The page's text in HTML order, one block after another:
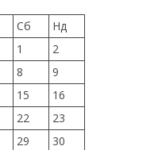
Сб
Нд
1
2
8
9
15
16
22
23
29
30